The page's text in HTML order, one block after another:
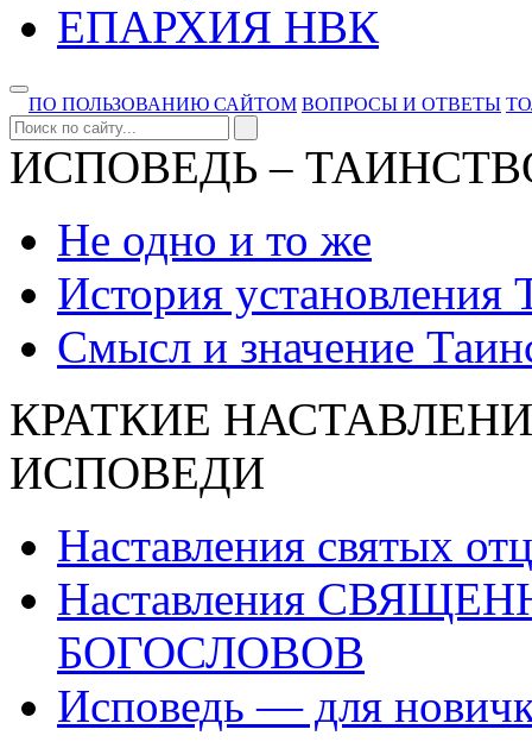
ЕПАРХИЯ НВК
ПО ПОЛЬЗОВАНИЮ САЙТОМ ВОПРОСЫ И ОТВЕТЫ
ИСПОВЕДЬ –
Не одно и то же
История установления
Смысл и значение
КРАТКИЕ
ИСПОВЕДИ
Наставления святых
Наставления
БОГОСЛОВОВ
Исповедь — для